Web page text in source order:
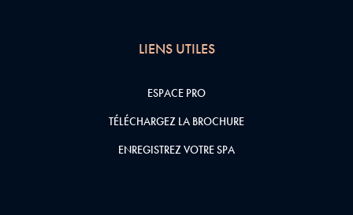
LIENS UTILES
ESPACE PRO
TÉLÉCHARGEZ LA BROCHURE
ENREGISTREZ VOTRE SPA